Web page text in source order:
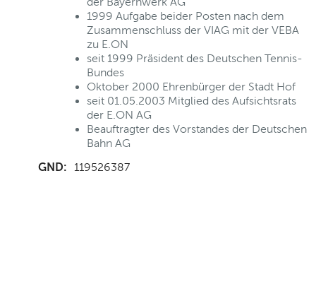
1999 Aufgabe beider Posten nach dem
Zusammenschluss der VIAG mit der VEBA
zu E.ON
seit 1999 Präsident des Deutschen Tennis-
Bundes
Oktober 2000 Ehrenbürger der Stadt Hof
seit 01.05.2003 Mitglied des Aufsichtsrats
der E.ON AG
Beauftragter des Vorstandes der Deutschen
Bahn AG
GND: 119526387